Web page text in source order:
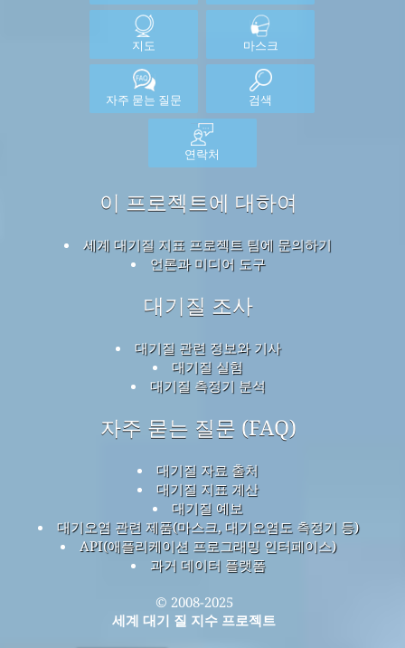
지도 마스크
자주 묻는 질문 검색
연락처
이 프로젝트에 대하여
세계 대기질 지표 프로젝트 팀에 문의하기
언론과 미디어 도구
대기질 조사
대기질 관련 정보와 기사
대기질 실험
대기질 측정기 분석
자주 묻는 질문 (FAQ)
대기질 자료 출처
대기질 지표 계산
대기질 예보
대기오염 관련 제품(마스크, 대기오염도 측정기 등)
API(애플리케이션 프로그래밍 인터페이스)
과거 데이터 플랫폼
© 2008-2025
세계 대기 질 지수 프로젝트